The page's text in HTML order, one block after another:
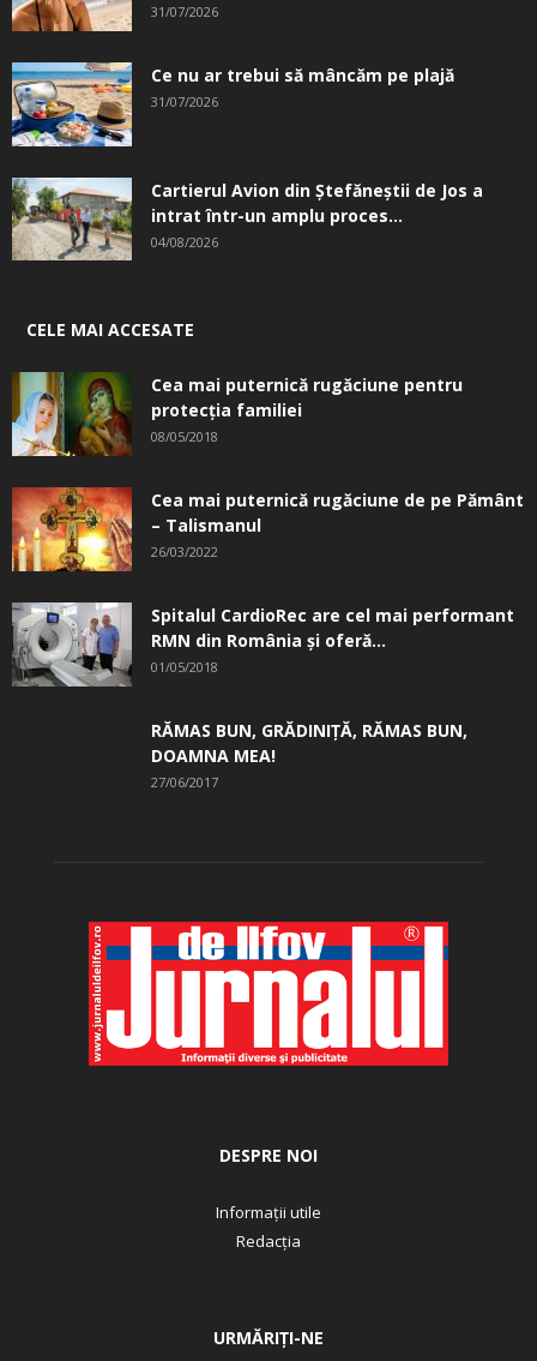
31/07/2026
Ce nu ar trebui să mâncăm pe plajă
31/07/2026
Cartierul Avion din Ştefăneştii de Jos a
intrat într-un amplu proces...
04/08/2026
CELE MAI ACCESATE
Cea mai puternică rugăciune pentru
protecția familiei
08/05/2018
Cea mai puternică rugăciune de pe Pământ
– Talismanul
26/03/2022
Spitalul CardioRec are cel mai performant
RMN din România și oferă...
01/05/2018
RĂMAS BUN, GRĂDINIŢĂ, ­RĂMAS BUN,
DOAMNA MEA!
27/06/2017
DESPRE NOI
Informații utile
Redacția
URMĂRIȚI-NE